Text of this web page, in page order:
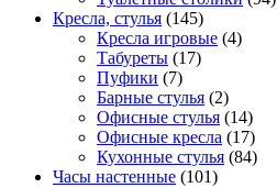
Кресла, стулья (145)
Кресла игровые (4)
Табуреты (17)
Пуфики (7)
Барные стулья (2)
Офисные стулья (14)
Офисные кресла (17)
Кухонные стулья (84)
Часы настенные (101)